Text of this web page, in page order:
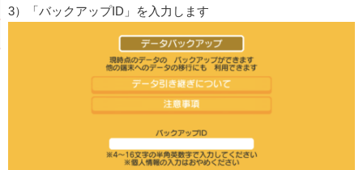
3）「バックアップID」を入力します